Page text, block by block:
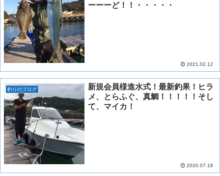
ーーーど！！・・・・・
2021.02.12
釣りのブログ
新規会員様進水式！最新釣果！ヒラ
メ、とらふぐ、真鯛！！！！！そし
て、マイカ！
2020.07.18